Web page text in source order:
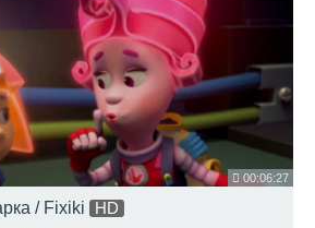
00:06:27
/ Fixiki
HD